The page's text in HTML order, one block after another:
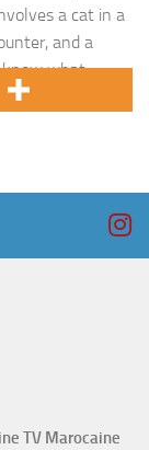
a cat in a
and a
know what
TV Marocaine